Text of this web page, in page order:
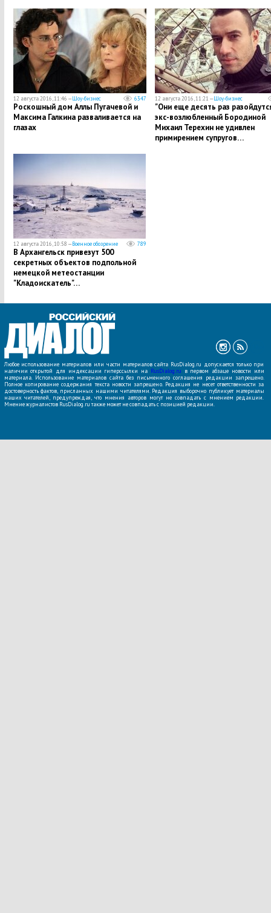
12 августа 2016, 11:46 —Шоу-бизнес 6347
Роскошный дом Аллы Пугачевой и
Максима Галкина разваливается на
глазах
12 августа 2016, 11:21 —Шоу-бизнес
"Они еще десять раз
экс-возлюбленный Бородиной
Михаил Терехин не удивлен
примирением супругов…
12 августа 2016, 10:58 —Военное обозрение 789
В Архангельск привезут 500
секретных объектов подпольной
немецкой метеостанции
"Кладоискатель"…
Любое использование материалов или части материалов сайта RusDialog.ru допускается только при
наличии открытой для индексации гиперссылки на
RusDialog.ru в первом абзаце новости или
материала. Использование материалов сайта без письменного соглашения редакции запрещено.
Полное копирование содержания текста новости запрещено. Редакция не несет ответственности за
достоверность фактов, присланных нашими читателями. Редакция выборочно публикует материалы
наших читателей, предупреждая, что мнения авторов могут не совпадать с мнением редакции.
Мнение журналистов RusDialog.ru также может не совпадать с позицией редакции.